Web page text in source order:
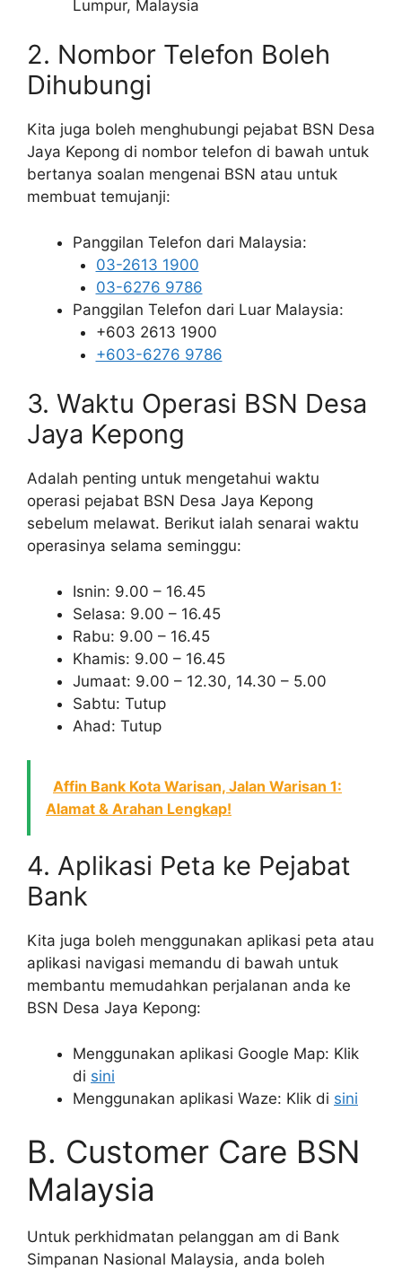
Lumpur, Malaysia
2. Nombor Telefon Boleh
Dihubungi
Kita juga boleh menghubungi pejabat BSN Desa
Jaya Kepong di nombor telefon di bawah untuk
bertanya soalan mengenai BSN atau untuk
membuat temujanji:
Panggilan Telefon dari Malaysia:
03-2613 1900
03-6276 9786
Panggilan Telefon dari Luar Malaysia:
+603 2613 1900
+603-6276 9786
3. Waktu Operasi BSN Desa
Jaya Kepong
Adalah penting untuk mengetahui waktu
operasi pejabat BSN Desa Jaya Kepong
sebelum melawat. Berikut ialah senarai waktu
operasinya selama seminggu:
Isnin: 9.00 – 16.45
Selasa: 9.00 – 16.45
Rabu: 9.00 – 16.45
Khamis: 9.00 – 16.45
Jumaat: 9.00 – 12.30, 14.30 – 5.00
Sabtu: Tutup
Ahad: Tutup
Affin Bank Kota Warisan, Jalan Warisan 1:
Alamat & Arahan Lengkap!
4. Aplikasi Peta ke Pejabat
Bank
Kita juga boleh menggunakan aplikasi peta atau
aplikasi navigasi memandu di bawah untuk
membantu memudahkan perjalanan anda ke
BSN Desa Jaya Kepong:
Menggunakan aplikasi Google Map: Klik
di sini
Menggunakan aplikasi Waze: Klik di sini
B. Customer Care BSN
Malaysia
Untuk perkhidmatan pelanggan am di Bank
Simpanan Nasional Malaysia, anda boleh